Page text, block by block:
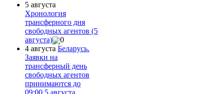
5 августа
Хронология
трансферного дня
свободных агентов (5
августа)
0
4 августа Беларусь.
Заявки на
трансферный день
свободных агентов
принимаются до